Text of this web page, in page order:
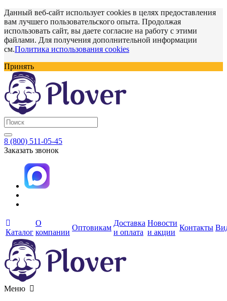
Данный веб-сайт использует cookies в целях предоставления
вам лучшего пользовательского опыта. Продолжая
использовать сайт, вы даете согласие на работу с этими
файлами. Для получения дополнительной информации
см.Политика использования cookies
Принять
8 (800) 511-05-45
Заказать звонок
Каталог
О
компании
Оптовикам
Доставка
и оплата
Новости
и акции
Контакты
Меню